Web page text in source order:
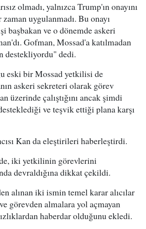
olmadı, yalnızca Trump'ın onayını
uygulanmadı. Bu onayı
başbakan ve o dönemde askeri
Gofman, Mossad'a katılmadan
destekliyordu" dedi.
eski bir Mossad yetkilisi de
askeri sekreteri olarak görev
üzerinde çalıştığını ancak şimdi
ve teşvik ettiği plana karşı
Kan da eleştirileri haberleştirdi.
iki yetkilinin görevlerini
devraldığına dikkat çekildi.
alınan iki ismin temel karar alıcılar
görevden almalara yol açmayan
haberdar olduğunu ekledi.